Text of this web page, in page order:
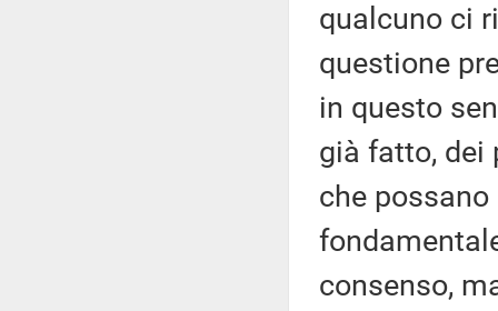
qualcuno ci
questione
in questo
già fatto, dei
che
consenso,